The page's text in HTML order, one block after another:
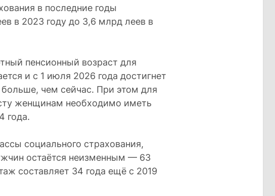
в последние годы
в 2023 году до 3,6 млрд леев в
пенсионный возраст для
и с 1 июля 2026 года достигнет
чем сейчас. При этом для
женщинам необходимо иметь
года.
социального страхования,
остаётся неизменным — 63
составляет 34 года ещё с 2019